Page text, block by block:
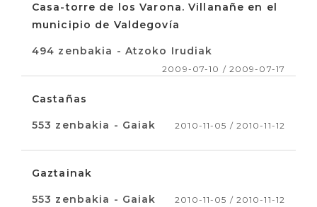
Casa-torre de los Varona. Villanañe en el
municipio de Valdegovía
494 zenbakia - Atzoko Irudiak
2009-07-10 / 2009-07-17
Castañas
553 zenbakia - Gaiak 2010-11-05 / 2010-11-12
Gaztainak
553 zenbakia - Gaiak 2010-11-05 / 2010-11-12